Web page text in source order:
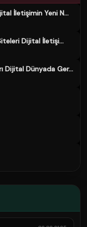
İletişimin Yeni N...
Dijital İletişi...
Canlı Sesli Sohbet Odaları Dijital Dünyada Ger...